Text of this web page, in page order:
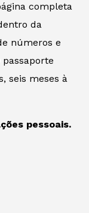
completa
da
números e
seis meses à
pessoais.